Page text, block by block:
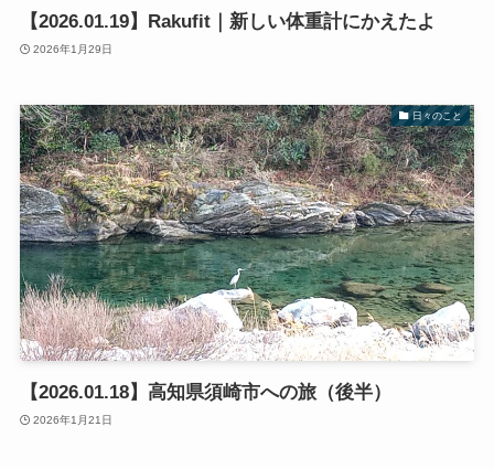
【2026.01.19】Rakufit｜新しい体重計にかえたよ
2026年1月29日
日々のこと
【2026.01.18】高知県須崎市への旅（後半）
2026年1月21日